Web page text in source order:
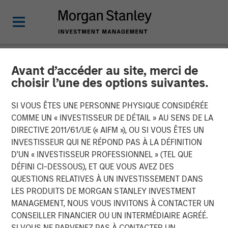
Avant d’accéder au site, merci de
choisir l’une des options suivantes.
SI VOUS ÊTES UNE PERSONNE PHYSIQUE CONSIDÉRÉE
COMME UN « INVESTISSEUR DE DÉTAIL » AU SENS DE LA
DIRECTIVE 2011/61/UE (« AIFM »), OU SI VOUS ÊTES UN
INVESTISSEUR QUI NE RÉPOND PAS À LA DÉFINITION
D’UN « INVESTISSEUR PROFESSIONNEL » (TEL QUE
DÉFINI CI-DESSOUS), ET QUE VOUS AVEZ DES
QUESTIONS RELATIVES À UN INVESTISSEMENT DANS
LES PRODUITS DE MORGAN STANLEY INVESTMENT
MANAGEMENT, NOUS VOUS INVITONS À CONTACTER UN
CONSEILLER FINANCIER OU UN INTERMÉDIAIRE AGRÉÉ.
NEWSROOM
SelectQuote Announces
$350 Million Strategic
Investment from Bain
Capital, Morgan Stanley
Private Credit and Newlight
Partners